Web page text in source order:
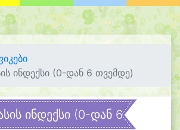
ინდექსი (0-დან 6 თვემდე)
ინდექსი (0-დან 6 თვემდე)